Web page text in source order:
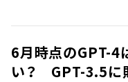
6月時点のGPT-4
い？ GPT-3.5に